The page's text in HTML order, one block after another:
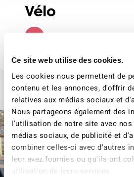
Ce site web utilise des cookies.
Les cookies nous permettent de
contenu et les annonces, d'offrir
relatives aux médias sociaux et
Nous partageons également des
l'utilisation de notre site avec nos
médias sociaux, de publicité et
combiner celles-ci avec d'autres
leur avez fournies ou qu'ils ont
utilisation de leurs services.
Vélo